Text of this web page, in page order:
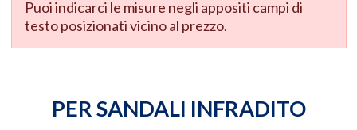
Puoi indicarci le misure negli appositi campi di
testo posizionati vicino al prezzo.
PER SANDALI INFRADITO